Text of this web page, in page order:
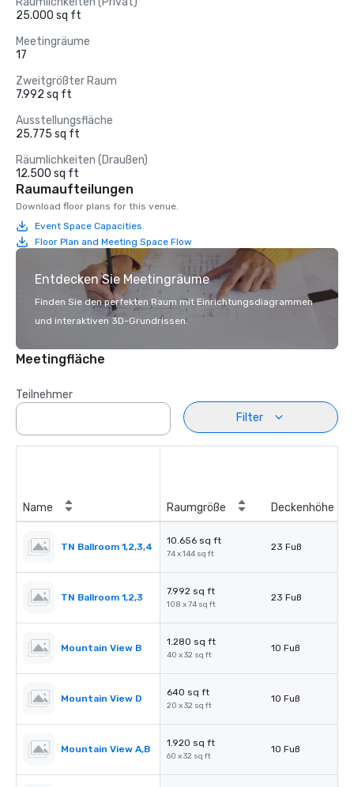
25.000 sq ft
Meetingräume
17
Zweitgrößter Raum
7.992 sq ft
Ausstellungsfläche
25.775 sq ft
Räumlichkeiten (Draußen)
12.500 sq ft
Raumaufteilungen
Download floor plans for this venue.
Event Space Capacities
Floor Plan and Meeting Space Flow
Entdecken Sie Meetingräume
Finden Sie den perfekten Raum mit Einrichtungsdiagrammen
und interaktiven 3D-Grundrissen.
Meetingfläche
Teilnehmer
Filter
Name Raumgröße Deckenhöhe
TN Ballroom 1,2,3,4
10.656 sq ft
74 x 144 sq ft
23 Fuß
TN Ballroom 1,2,3
7.992 sq ft
108 x 74 sq ft
23 Fuß
Mountain View B
1.280 sq ft
40 x 32 sq ft
10 Fuß
Mountain View D
640 sq ft
20 x 32 sq ft
10 Fuß
Mountain View A,B
1.920 sq ft
60 x 32 sq ft
10 Fuß